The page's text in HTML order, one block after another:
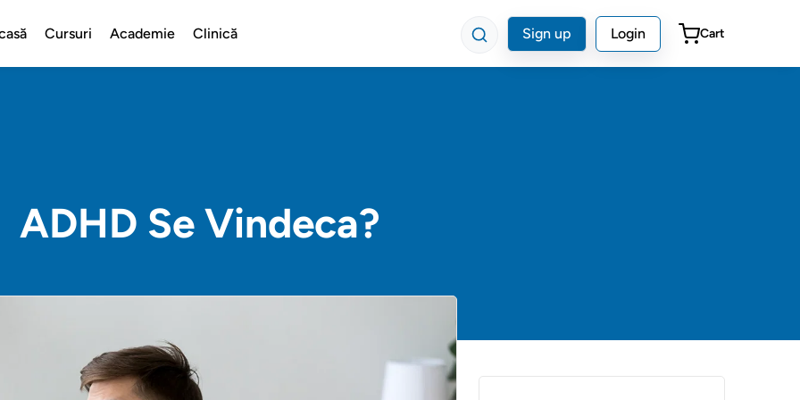
Cursuri Academie Clinică Sign up Login Cart
ADHD Se Vindeca?